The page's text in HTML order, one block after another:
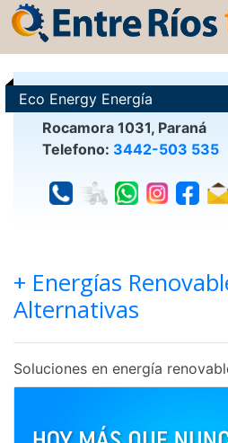
Eco Energy Energía
Consciente
Rocamora 1031, Paraná
Telefono: 3442-503 535
+ Energías
Alternativas
Soluciones en energía